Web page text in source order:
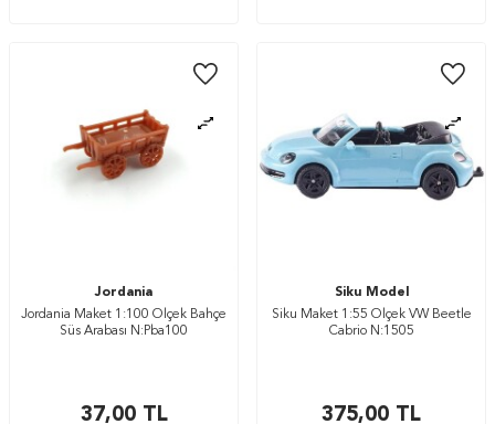
Jordania
Jordania Maket 1:100 Ölçek Bahçe
Süs Arabası N:Pba100
37,00TL
Siku Model
Siku Maket 1:55 Ölçek VW Beetle
Cabrio N:1505
375,00 TL